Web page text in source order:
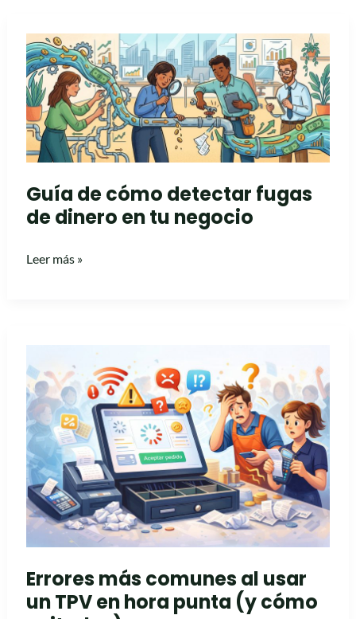
Guía de cómo detectar fugas
de dinero en tu negocio
Guía
de
cómo
detectar
fugas
de
en
tu
Leer más »
Errores más comunes al usar
un TPV en hora punta (y cómo
más
comunes
al
usar
un
TPV
en
hora
punta
(y
cómo
evitarlos)